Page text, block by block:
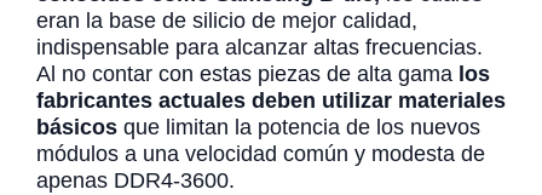
eran la base de silicio de mejor calidad,
indispensable para alcanzar altas frecuencias.
Al no contar con estas piezas de alta gama los
fabricantes actuales deben utilizar materiales
básicos que limitan la potencia de los nuevos
módulos a una velocidad común y modesta de
apenas DDR4-3600.